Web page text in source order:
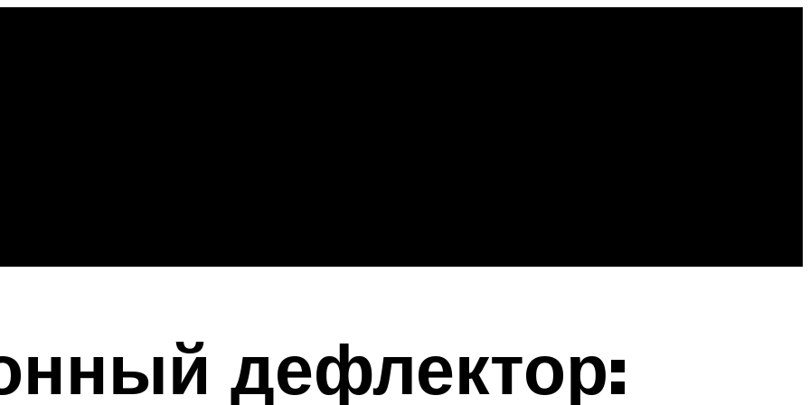
дефлектор: